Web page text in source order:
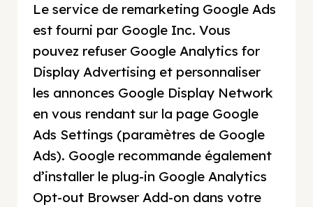
Le service de remarketing Google Ads
est fourni par Google Inc. Vous
pouvez refuser Google Analytics for
Display Advertising et personnaliser
les annonces Google Display Network
en vous rendant sur la page Google
Ads Settings (paramètres de Google
Ads). Google recommande également
d’installer le plug-in Google Analytics
Opt-out Browser Add-on dans votre